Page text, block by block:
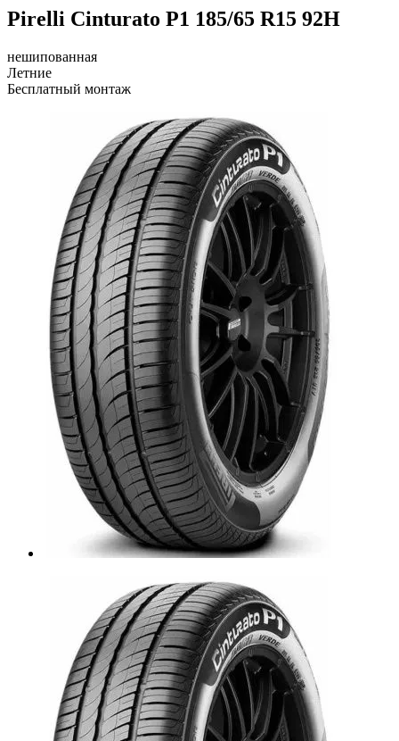
Pirelli Cinturato P1 185/65 R15 92H
нешипованная
Летние
Бесплатный монтаж